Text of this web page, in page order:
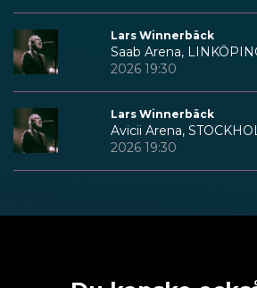
Lars Winnerbäck
Saab Arena,
2026 19:30
Lars Winnerbäck
Avicii Arena,
2026 19:30